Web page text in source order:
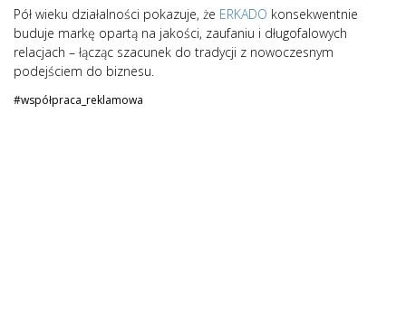
Pół wieku działalności pokazuje, że ERKADO konsekwentnie
buduje markę opartą na jakości, zaufaniu i długofalowych
relacjach – łącząc szacunek do tradycji z nowoczesnym
podejściem do biznesu.
#współpraca_reklamowa